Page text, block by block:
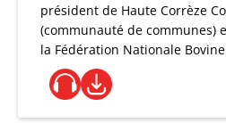
président de Haute Corrèze
(communauté de communes)
la Fédération Nationale Bovine